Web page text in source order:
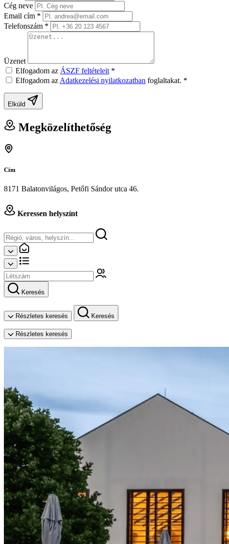
Cég neve
Email cím *
Telefonszám *
Üzenet
Elfogadom az ÁSZF feltételeit *
Elfogadom az Adatkezelési nyilatkozatban foglaltakat. *
Elküld
Megközelíthetőség
Cím
8171 Balatonvilágos, Petőfi Sándor utca 46.
Keressen helyszínt
Keresés
Részletes keresés Keresés
Részletes keresés